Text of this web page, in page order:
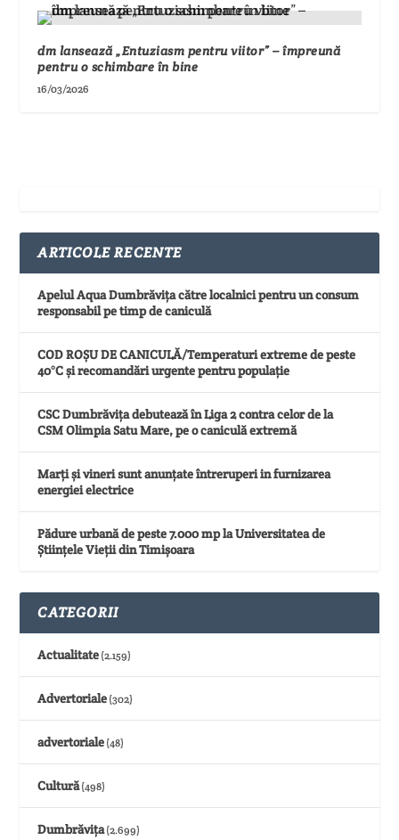
dm lansează „Entuziasm pentru viitor” – împreună
pentru o schimbare în bine
16/03/2026
ARTICOLE RECENTE
Apelul Aqua Dumbrăvița către localnici pentru un consum
responsabil pe timp de caniculă
COD ROȘU DE CANICULĂ/Temperaturi extreme de peste
40°C și recomandări urgente pentru populație
CSC Dumbrăvița debutează în Liga 2 contra celor de la
CSM Olimpia Satu Mare, pe o caniculă extremă
Marți și vineri sunt anunțate întreruperi in furnizarea
energiei electrice
Pădure urbană de peste 7.000 mp la Universitatea de
Științele Vieții din Timișoara
CATEGORII
Actualitate (2.159)
Advertoriale (302)
advertoriale (48)
Cultură(498)
Dumbrăvița(2.699)